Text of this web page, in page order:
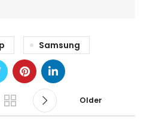
Samsung
Older